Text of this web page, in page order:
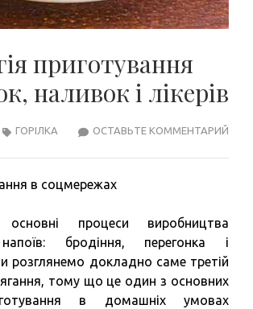
приготування
наливок і лікерів
ОСТАВЬТЕ КОММЕНТАРИЙ
ГОРІЛКА
в соцмережах
процеси виробництва
бродіння, перегонка і
розглянемо докладно саме третій
тому що це один з основних
в домашніх умовах